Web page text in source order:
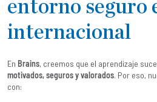
entorno seguro
internacional
En Brains, creemos que el aprendizaje
motivados, seguros y valorados. Por eso,
con: